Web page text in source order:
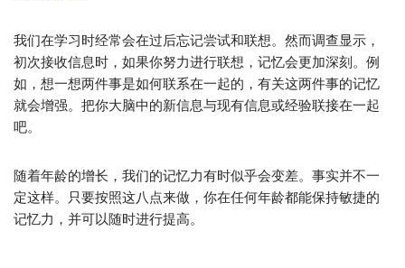
我们在学习时经常会在过后忘记尝试和联想。然而调查显示，
初次接收信息时，如果你努力进行联想，记忆会更加深刻。例
如，想一想两件事是如何联系在一起的，有关这两件事的记忆
就会增强。把你大脑中的新信息与现有信息或经验联接在一起
吧。
随着年龄的增长，我们的记忆力有时似乎会变差。事实并不一
定这样。只要按照这八点来做，你在任何年龄都能保持敏捷的
记忆力，并可以随时进行提高。